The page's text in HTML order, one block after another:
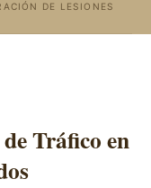
DE LESIONES
Tráfico en